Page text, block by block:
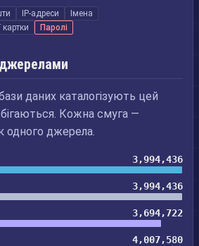
IP-адреси
Імена
картки
Паролі
даних каталогізують цей
Кожна смуга —
одного джерела.
3,994,436
3,994,436
3,694,722
4,007,580